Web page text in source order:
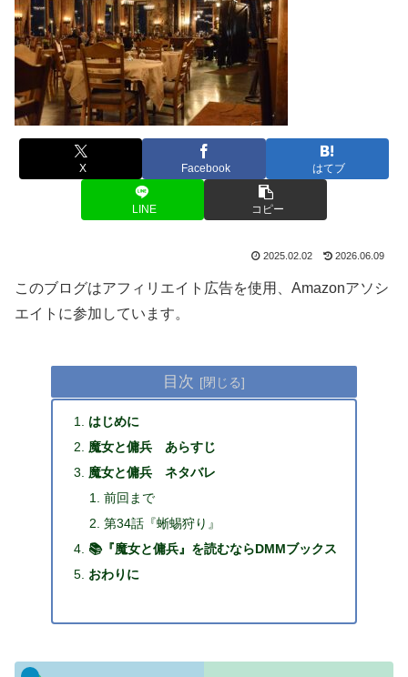
X Facebook はてブ
LINE コピー
2025.02.02 2026.06.09
このブログはアフィリエイト広告を使用、Amazonアソシ
エイトに参加しています。
目次
はじめに
魔女と傭兵 あらすじ
魔女と傭兵 ネタバレ
前回まで
第34話『蜥蜴狩り』
📚『魔女と傭兵』を読むならDMMブックス
おわりに